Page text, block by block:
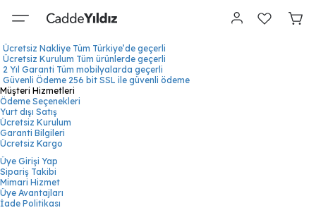
Ücretsiz Nakliye Tüm Türkiye’de geçerli
Ücretsiz Kurulum Tüm ürünlerde geçerli
2 Yıl Garanti Tüm mobilyalarda geçerli
Güvenli Ödeme 256 bit SSL ile güvenli ödeme
Müşteri Hizmetleri
Ödeme Seçenekleri
Yurt dışı Satış
Ücretsiz Kurulum
Garanti Bilgileri
Ücretsiz Kargo
Üye Girişi Yap
Sipariş Takibi
Mimari Hizmet
Üye Avantajları
İade Politikası